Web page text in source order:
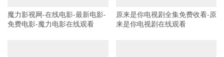
魔力影视网-在线电影-最新电影-
免费电影-魔力电影在线观看
原来是你电视剧全集免费收看-原
来是你电视剧在线观看